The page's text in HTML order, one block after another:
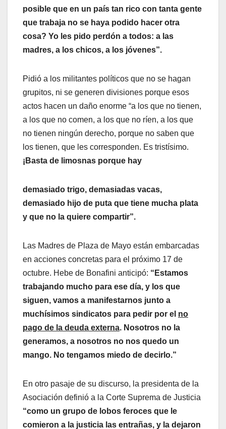
posible que en un país tan rico con tanta gente
que trabaja no se haya podido hacer otra
cosa? Yo les pido perdón a todos: a las
madres, a los chicos, a los jóvenes”.
Pidió a los militantes políticos que no se hagan
grupitos, ni se generen divisiones porque esos
actos hacen un daño enorme “a los que no tienen,
a los que no comen, a los que no ríen, a los que
no tienen ningún derecho, porque no saben que
los tienen, que les corresponden. Es tristísimo.
¡Basta de limosnas porque hay
demasiado trigo, demasiadas vacas,
demasiado hijo de puta que tiene mucha plata
y que no la quiere compartir”.
Las Madres de Plaza de Mayo están embarcadas
en acciones concretas para el próximo 17 de
octubre. Hebe de Bonafini anticipó: “Estamos
trabajando mucho para ese día, y los que
siguen, vamos a manifestarnos junto a
muchísimos sindicatos para pedir por el no
pago de la deuda externa. Nosotros no la
generamos, a nosotros no nos quedo un
mango. No tengamos miedo de decirlo.”
En otro pasaje de su discurso, la presidenta de la
Asociación definió a la Corte Suprema de Justicia
“como un grupo de lobos feroces que le
comieron a la justicia las entrañas, y la dejaron